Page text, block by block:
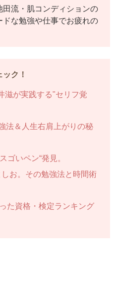
介護学”
り越えて。強くなれたワ
田流・肌コンディションの
ドな勉強や仕事でお疲れの
ク！
滋が実践する"セリフ覚
法＆人生右肩上がりの秘
ゴいペン“発見。
お。その勉強法と時間術
た資格・検定ランキング